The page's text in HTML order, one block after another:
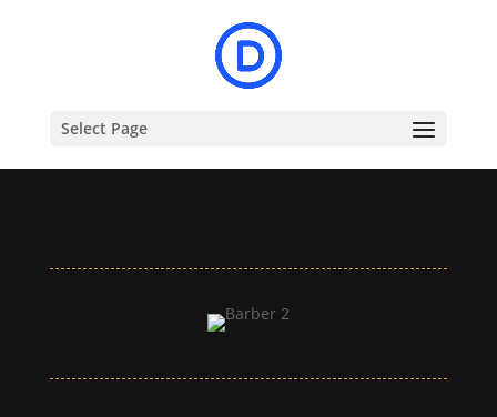
Select Page